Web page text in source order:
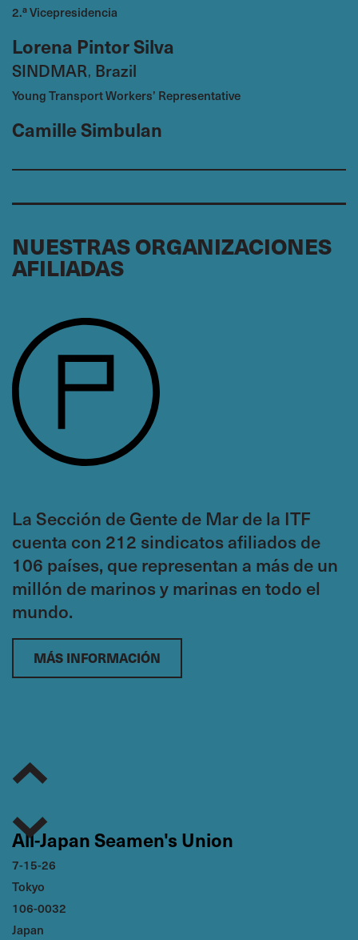
2.ª Vicepresidencia
Lorena Pintor Silva
SINDMAR, Brazil
Young Transport Workers’ Representative
Camille Simbulan
Bob Joseph Yousuo
Regional Chair
Gouanfo Innocent
SYNIMAC, Cameroon
Regional Member
Atie Swaleh Ramadhan
Kenya
ARAB WORLD
Nermin Al Sharif
GFLTU Libya
Presidencia
Seddik Berrama
ASIA/PACIFIC
Yoshiyuki Ikeya
JSU, Japan
Chair
Thomas Tay
NUESTRAS ORGANIZACIONES
AFILIADAS
La Sección de Gente de Mar de la ITF
cuenta con 212 sindicatos afiliados de
106 países, que representan a más de un
millón de marinos y marinas en todo el
mundo.
MÁS INFORMACIÓN
All-Japan Seamen's Union
7-15-26
Tokyo
106-0032
Japan